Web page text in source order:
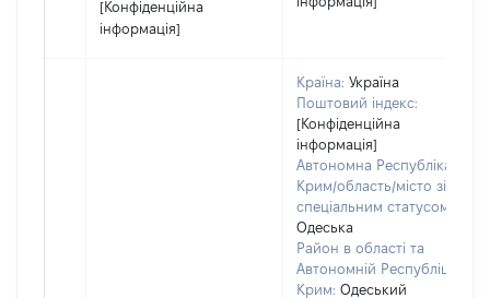
[Конфіденційна
інформація]
Країна: Україна
Поштовий індекс:
[Конфіденційна
інформація]
Автономна Республіка
Крим/область/місто зі
спеціальним статусом:
Одеська
Район в області та
Автономній Республіці
Крим: Одеський